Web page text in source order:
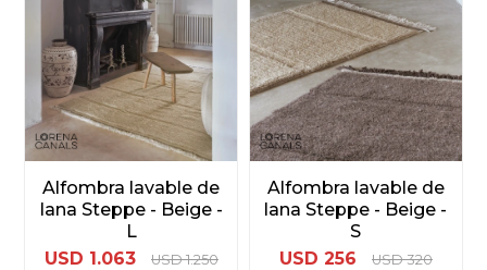
Alfombra lavable de
lana Steppe - Beige -
L
USD 1.063 USD 1.250
Alfombra lavable de
lana Steppe - Beige -
S
USD 256 USD 320